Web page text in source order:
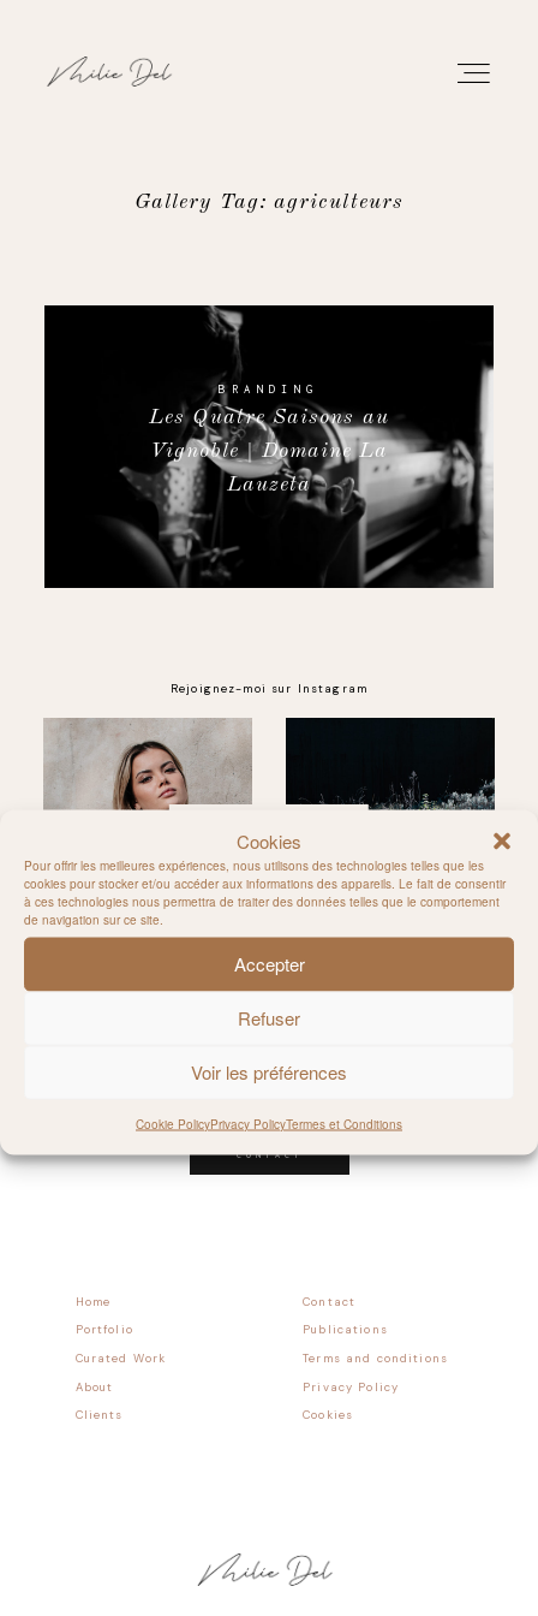
Cookies
Pour offrir les meilleures expériences, nous utilisons des technologies telles que les
cookies pour stocker et/ou accéder aux informations des appareils. Le fait de consentir
à ces technologies nous permettra de traiter des données telles que le comportement
de navigation sur ce site.
Accepter
Refuser
Voir les préférences
Cookie PolicyPrivacy PolicyTermes et Conditions
Gallery Tag: agriculteurs
BRANDING
Les Quatre Saisons au
Vignoble | Domaine La
Lauzeta
Rejoignez-moi sur Instagram
Contact
Home
Publications
Portfolio
Terms and conditions
Curated Work
CONTACT
Privacy Policy
About
Cookies
Clients